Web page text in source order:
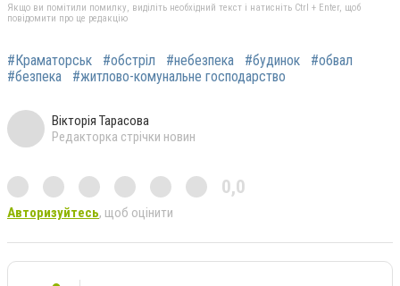
Якщо ви помітили помилку, виділіть необхідний текст і натисніть Ctrl + Enter, щоб
повідомити про це редакцію
#Краматорськ #обстріл #небезпека #будинок
#обвал
#безпека
#житлово-комунальне господарство
Вікторія Тарасова
Редакторка стрічки новин
0,0
Авторизуйтесь, щоб оцінити